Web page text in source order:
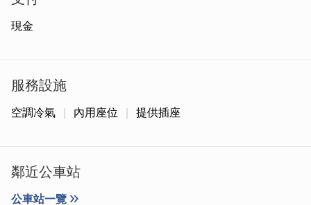
每日的甜點種類都不相同，怎麼吃都不膩~這邊的甜品與咖
啡可是金大學生的最愛~臉書粉專上也能看到當日限量品項
現金
服務設施
空調冷氣 內用座位 提供插座
鄰近公車站
公車站一覽